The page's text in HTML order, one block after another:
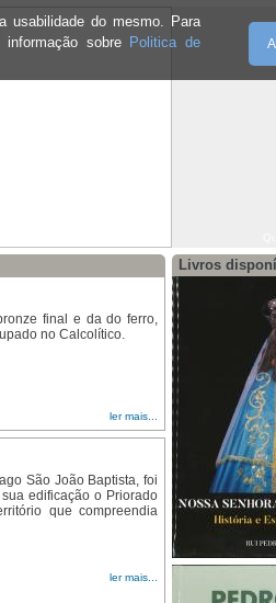
usabilidade do mesmo. Para
sobre Politica de
final e da do ferro,
no Calcolítico.
ler mais...
São João Baptista, foi
edificação o Priorado
que compreendia
ler mais...
Livros